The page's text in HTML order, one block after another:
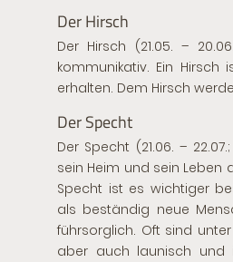
Der Hirsch
Der Hirsch (21.05. –
kommunikativ. Ein
erhalten. Dem Hirsch
Der Specht
Der Specht (21.06. –
sein Heim und sein Leben
Specht ist es wichtiger
als beständig neue
führsorglich. Oft sind
aber auch launisch und